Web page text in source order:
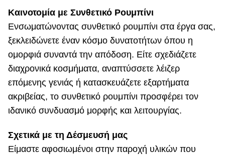
Καινοτομία με Συνθετικό Ρουμπίνι
Ενσωματώνοντας συνθετικό ρουμπίνι στα έργα σας,
ξεκλειδώνετε έναν κόσμο δυνατοτήτων όπου η
ομορφιά συναντά την απόδοση. Είτε σχεδιάζετε
διαχρονικά κοσμήματα, αναπτύσσετε λέιζερ
επόμενης γενιάς ή κατασκευάζετε εξαρτήματα
ακριβείας, το συνθετικό ρουμπίνι προσφέρει τον
ιδανικό συνδυασμό μορφής και λειτουργίας.
Σχετικά με τη Δέσμευσή μας
Είμαστε αφοσιωμένοι στην παροχή υλικών που